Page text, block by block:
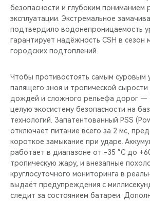
безопасности и глубоким пониманием
эксплуатации. Экстремальное
подтвердило водонепроницаемость
гарантирует надёжность CSH в сезон
городских подтоплений.
Чтобы противостоять самым суровым
палящего зноя и тропической
дождей и сложного рельефа дорог —
целую экосистему безопасности на
технологий. Запатентованный PSS
отключает питание всего за 2 мс,
короткое замыкание при ударе.
работает в диапазоне от -35 °C до
тропическую жару, и внезапные
круглосуточного мониторинга в
выдаёт предупреждения с
следит за состоянием батареи.